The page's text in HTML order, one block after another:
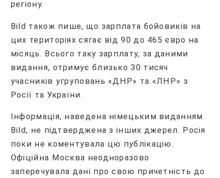
регіону.
Bild також пише, що зарплата бойовиків на
цих територіях сягає від 90 до 465 євро на
місяць. Всього таку зарплату, за даними
видання, отримує близько 30 тисяч
учасників угруповань «ДНР» та «ЛНР» з
Росії та України.
Інформація, наведена німецьким виданням
Bild, не підтверджена з інших джерел. Росія
поки не коментувала цю публікацію.
Офіційна Москва неодноразово
заперечувала дані про свою причетність до